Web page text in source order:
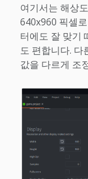
여기서는 해상
640x960 픽셀
터에도 잘 맞기
도 편합니다. 다
값을 다르게 조